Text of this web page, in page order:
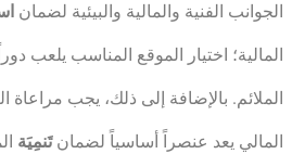
الجوانب الفنية والمالية والبيئية لضمان
المالية؛ اختيار الموقع المناسب يلعب
الملائم. بالإضافة إلى ذلك، يجب
المالي يعد عنصراً أساسياً لضمانتَنمِيَة